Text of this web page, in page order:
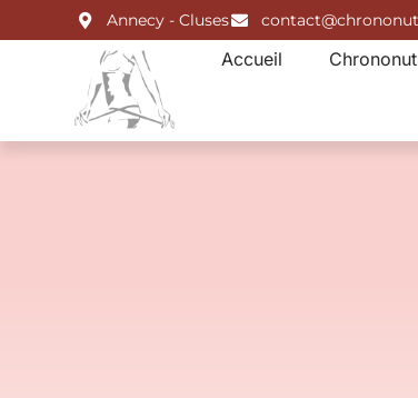
Annecy - Cluses
Accueil